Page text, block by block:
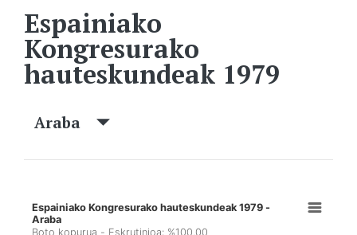
Espainiako
Kongresurako
hauteskundeak 1979
Araba
Espainiako Kongresurako hauteskundeak 1979 -
Araba
Boto kopurua - Eskrutinioa: %100,00